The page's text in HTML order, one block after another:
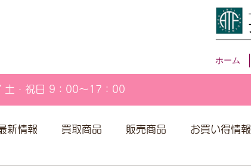
ホーム
・祝日 9：00～17：00
新情報 買取商品 販売商品 お買い得情報